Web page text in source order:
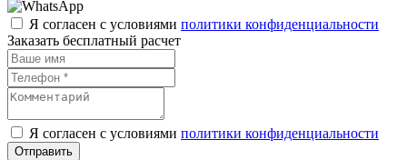
Я согласен с условиями политики конфиденциальности
Заказать бесплатный расчет
Я согласен с условиями политики конфиденциальности